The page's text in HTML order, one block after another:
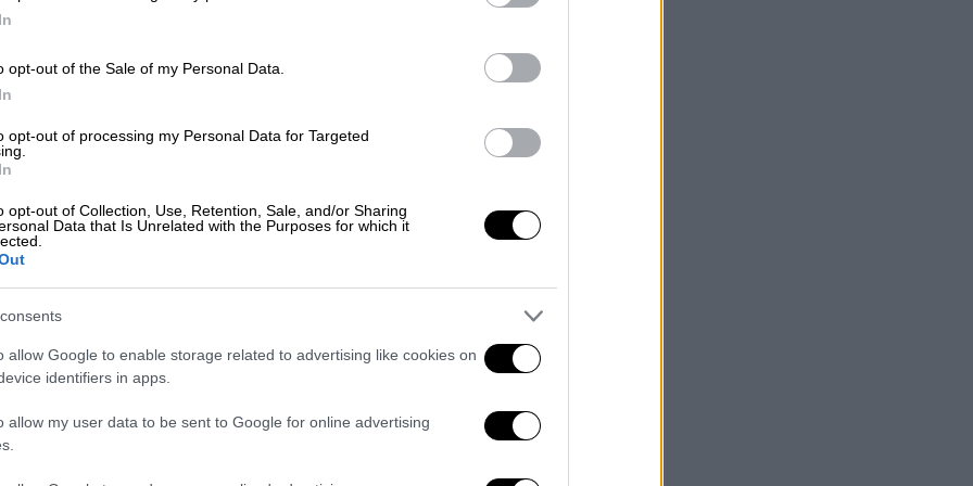
opt-out of the Sale of my Personal Data.
opt-out of processing my Personal Data for Targeted
opt-out of Collection, Use, Retention, Sale, and/or Sharing
Data that Is Unrelated with the Purposes for which it
allow Google to enable storage related to advertising like cookies on
identifiers in apps.
allow my user data to be sent to Google for online advertising
το ΕΘΝΟΣ στη Google
τα ξημερώματα του Σαββάτου και πιο
40χρονο πατέρα δύο παιδιών. Όπως
γνωρίζοντανπροσωπικά, αφού και οι
03:30 τα ξημερώματα τουΣαββάτου, ο
στοστήθος
να αναφέρουν ότι αφορμή για το
την